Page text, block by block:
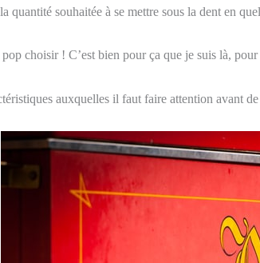
quantité souhaitée à se mettre sous la dent en
choisir ! C’est bien pour ça que je suis là,
auxquelles il faut faire attention avant